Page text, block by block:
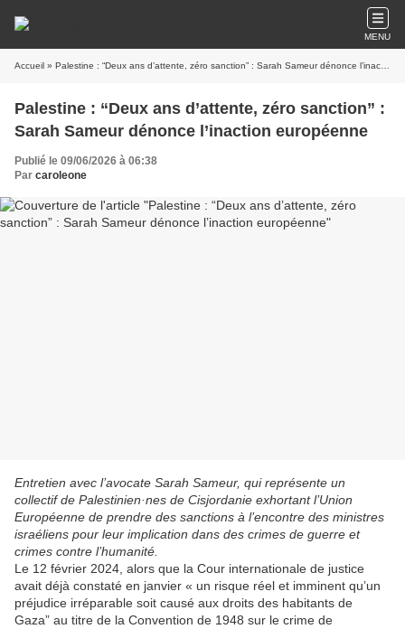
MENU
Accueil » Palestine : “Deux ans d’attente, zéro sanction” : Sarah Sameur dénonce l’inaction européenne
Palestine : “Deux ans d’attente, zéro sanction” :
Sarah Sameur dénonce l’inaction européenne
Publié le 09/06/2026 à 06:38
Par caroleone
Entretien avec l’avocate Sarah Sameur, qui représente un
collectif de Palestinien·nes de Cisjordanie exhortant l’Union
Européenne de prendre des sanctions à l’encontre des ministres
israéliens pour leur implication dans des crimes de guerre et
crimes contre l’humanité.
Le 12 février 2024, alors que la Cour internationale de justice
avait déjà constaté en janvier « un risque réel et imminent qu’un
préjudice irréparable soit causé aux droits des habitants de
Gaza” au titre de la Convention de 1948 sur le crime de